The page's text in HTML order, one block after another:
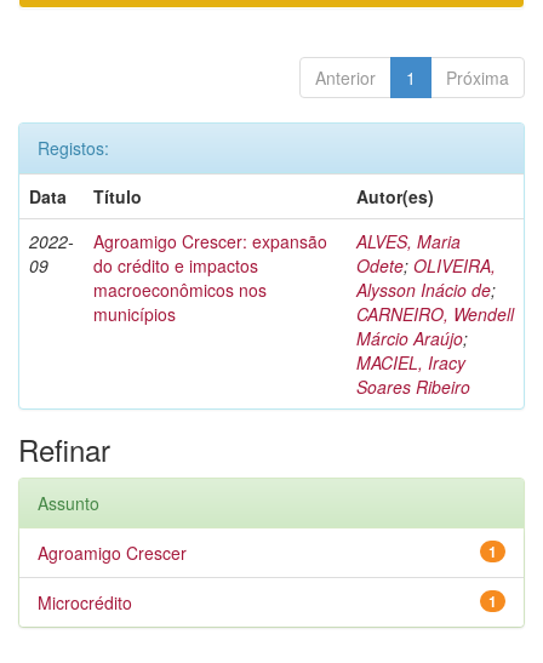
Anterior 1 Próxima
Registos:
Data
Título
Autor(es)
2022-
09
Agroamigo Crescer: expansão
do crédito e impactos
macroeconômicos nos
municípios
ALVES, Maria
Odete; OLIVEIRA,
Alysson Inácio de;
CARNEIRO, Wendell
Márcio Araújo;
MACIEL, Iracy
Soares Ribeiro
Refinar
Assunto
1
Agroamigo Crescer
1
Microcrédito